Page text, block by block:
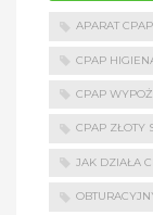
APARAT CPAP
CPAP
CPAP
CPAP ZŁOTY
JAK DZIAŁA